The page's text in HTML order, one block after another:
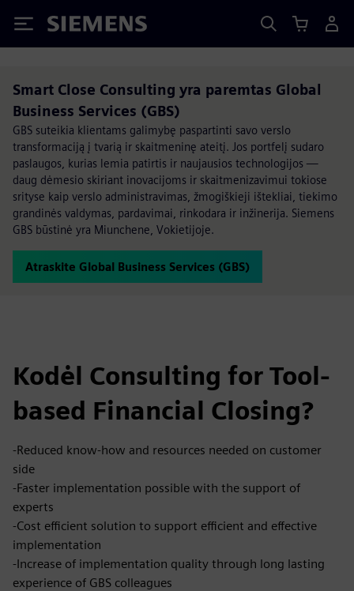
Siemens
Smart Close Consulting yra paremtas Global
Business Services (GBS)
GBS suteikia klientams galimybę paspartinti savo verslo
transformaciją į tvarią ir skaitmeninę ateitį. Jos portfelį sudaro
paslaugos, kurias lemia patirtis ir naujausios technologijos —
daug dėmesio skiriant inovacijoms ir skaitmenizavimui tokiose
srityse kaip verslo administravimas, žmogiškieji ištekliai, tiekimo
grandinės valdymas, pardavimai, rinkodara ir inžinerija. Siemens
GBS būstinė yra Miunchene, Vokietijoje.
Atraskite Global Business Services (GBS)
Kodėl Consulting for Tool-
based Financial Closing?
-Reduced know-how and resources needed on customer
side
-Faster implementation possible with the support of
experts
-Cost efficient solution to support efficient and effective
implementation
-Increase of implementation quality through long lasting
experience of GBS colleagues